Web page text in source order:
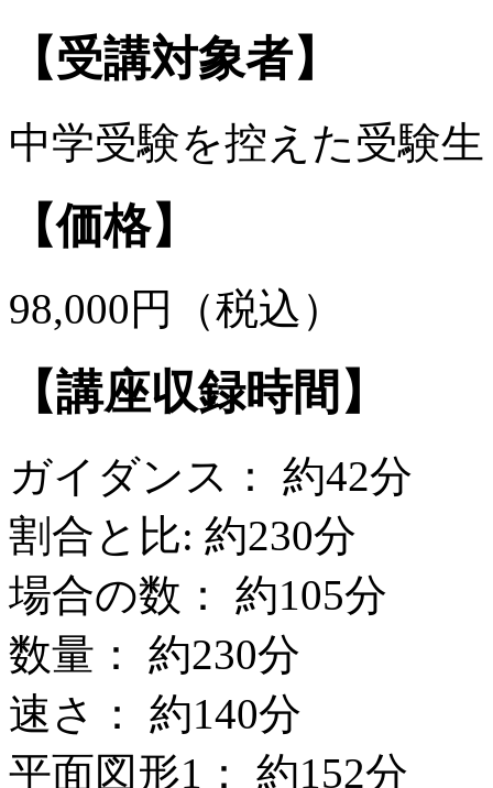
【受講対象者】
中学受験を控えた受験生
【価格】
98,000円（税込）
【講座収録時間】
ガイダンス： 約42分
割合と比: 約230分
場合の数： 約105分
数量： 約230分
速さ： 約140分
平面図形1： 約152分